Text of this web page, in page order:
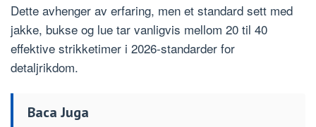
Dette avhenger av erfaring, men et standard sett med
jakke, bukse og lue tar vanligvis mellom 20 til 40
effektive strikketimer i 2026-standarder for
detaljrikdom.
Baca Juga